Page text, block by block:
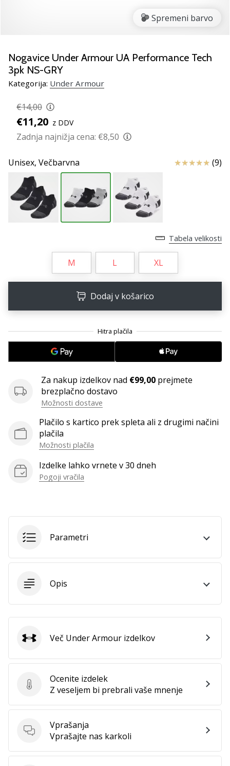
kot
brend
ambasador/ka.
Prikaži
vse
Spremeni barvo
Nogavice Under Armour UA Performance Tech
3pk NS-GRY
Kategorija: Under Armour
€14,00
€11,20 z DDV
Zadnja najnižja cena: €8,50
Unisex, Večbarvna Ocena izdelka
(9)
Tabela velikosti
M L XL
Dodaj v košarico
Za nakup izdelkov nad €99,00 prejmete
brezplačno dostavo
Možnosti dostave
Plačilo s kartico prek spleta ali z drugimi načini
plačila
Možnosti plačila
Izdelke lahko vrnete v 30 dneh
Pogoji vračila
Parametri
Opis
Ocenite izdelek
Ocenite izdelek
Z veseljem bi prebrali vaše mnenje
Vprašanja
Vprašanja
Vprašajte nas karkoli
Under Armour
Več Under Armour izdelkov